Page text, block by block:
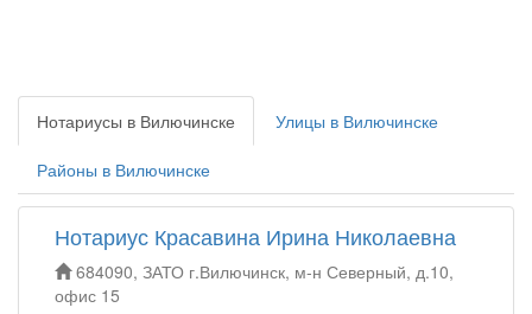
Нотариусы в Вилючинске Улицы в Вилючинске
Районы в Вилючинске
Нотариус Красавина Ирина Николаевна
684090, ЗАТО г.Вилючинск, м-н Северный, д.10,
офис 15